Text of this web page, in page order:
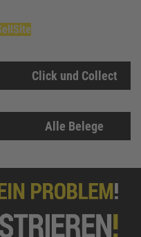
Click und Collect
Alle Belege